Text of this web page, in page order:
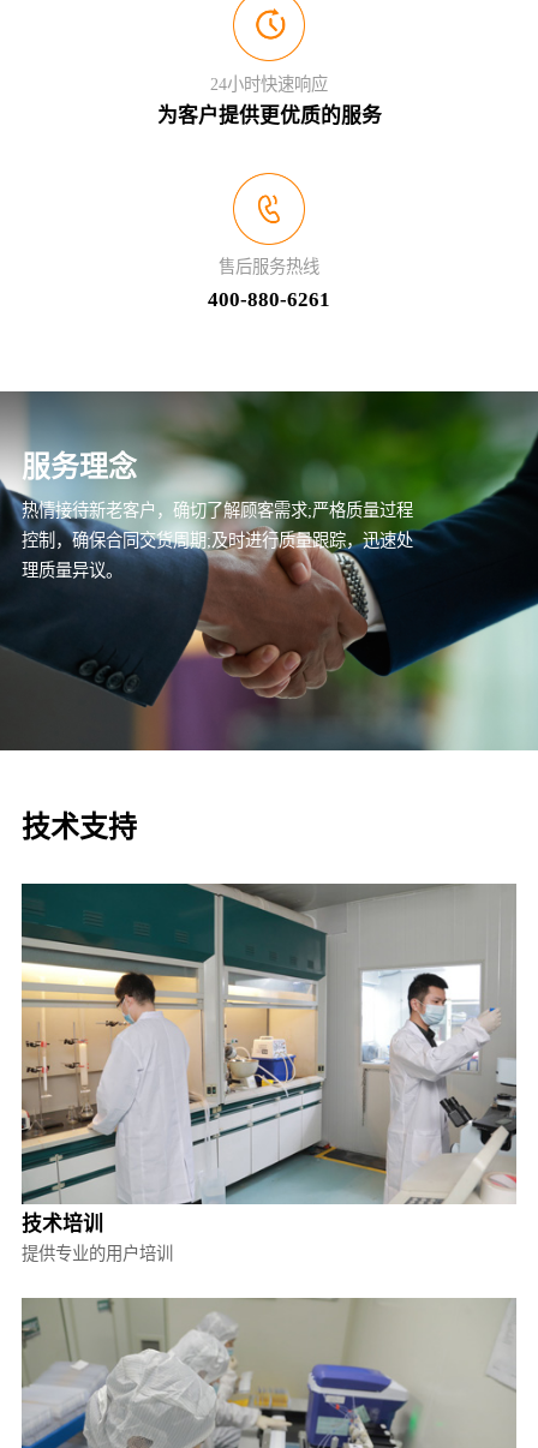
24小时快速响应
为客户提供更优质的服务
售后服务热线
400-880-6261
服务理念
热情接待新老客户，确切了解顾客需求;严格质量过程
控制，确保合同交货周期;及时进行质量跟踪，迅速处
理质量异议。
技术支持
技术培训
提供专业的用户培训